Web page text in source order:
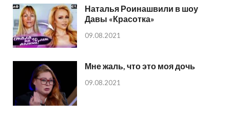
Наталья Роинашвили в шоу
Давы «Красотка»
09.08.2021
Мне жаль, что это моя дочь
09.08.2021